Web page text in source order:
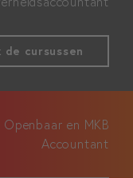
de cursussen
Openbaar en MKB
Accountant